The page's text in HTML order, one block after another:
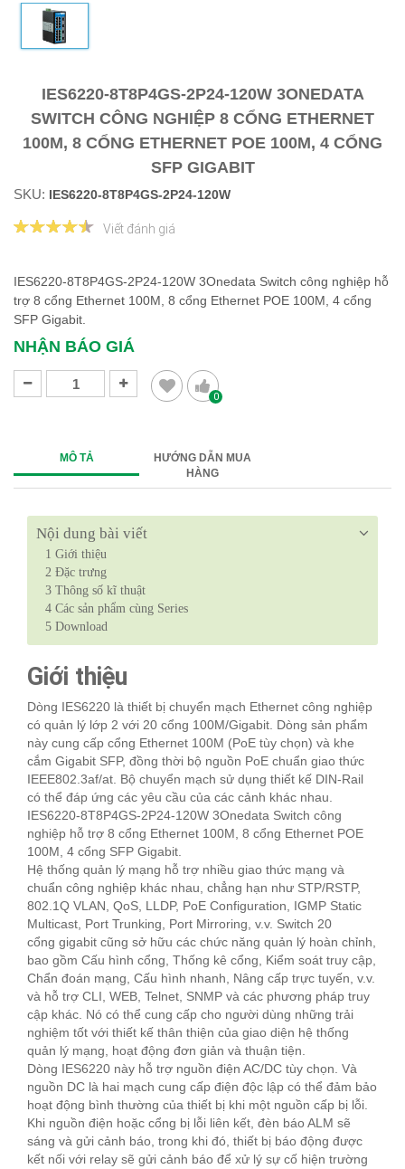
IES6220-8T8P4GS-2P24-120W 3ONEDATA
SWITCH CÔNG NGHIỆP 8 CỔNG ETHERNET
100M, 8 CỔNG ETHERNET POE 100M, 4 CỔNG
SFP GIGABIT
SKU: IES6220-8T8P4GS-2P24-120W
Viết đánh giá
IES6220-8T8P4GS-2P24-120W 3Onedata Switch công nghiệp hỗ
trợ 8 cổng Ethernet 100M, 8 cổng Ethernet POE 100M, 4 cổng
SFP Gigabit.
NHẬN BÁO GIÁ
0
MÔ TẢ
HƯỚNG DẪN MUA
HÀNG
Nội dung bài viết
1 Giới thiệu
2 Đặc trưng
3 Thông số kĩ thuật
4 Các sản phẩm cùng Series
5 Download
Giới thiệu
Dòng IES6220 là thiết bị chuyển mạch Ethernet công nghiệp
có quản lý lớp 2 với 20 cổng 100M/Gigabit. Dòng sản phẩm
này cung cấp cổng Ethernet 100M (PoE tùy chọn) và khe
cắm Gigabit SFP, đồng thời bộ nguồn PoE chuẩn giao thức
IEEE802.3af/at. Bộ chuyển mạch sử dụng thiết kế DIN-Rail
có thể đáp ứng các yêu cầu của các cảnh khác nhau.
IES6220-8T8P4GS-2P24-120W 3Onedata Switch công
nghiệp hỗ trợ 8 cổng Ethernet 100M, 8 cổng Ethernet POE
100M, 4 cổng SFP Gigabit.
Hệ thống quản lý mạng hỗ trợ nhiều giao thức mạng và
chuẩn công nghiệp khác nhau, chẳng hạn như STP/RSTP,
802.1Q VLAN, QoS, LLDP, PoE Configuration, IGMP Static
Multicast, Port Trunking, Port Mirroring, v.v. Switch 20
cổng gigabit cũng sở hữu các chức năng quản lý hoàn chỉnh,
bao gồm Cấu hình cổng, Thống kê cổng, Kiểm soát truy cập,
Chẩn đoán mạng, Cấu hình nhanh, Nâng cấp trực tuyến, v.v.
và hỗ trợ CLI, WEB, Telnet, SNMP và các phương pháp truy
cập khác. Nó có thể cung cấp cho người dùng những trải
nghiệm tốt với thiết kế thân thiện của giao diện hệ thống
quản lý mạng, hoạt động đơn giản và thuận tiện.
Dòng IES6220 này hỗ trợ nguồn điện AC/DC tùy chọn. Và
nguồn DC là hai mạch cung cấp điện độc lập có thể đảm bảo
hoạt động bình thường của thiết bị khi một nguồn cấp bị lỗi.
Khi nguồn điện hoặc cổng bị lỗi liên kết, đèn báo ALM sẽ
sáng và gửi cảnh báo, trong khi đó, thiết bị báo động được
kết nối với relay sẽ gửi cảnh báo để xử lý sự cố hiện trường